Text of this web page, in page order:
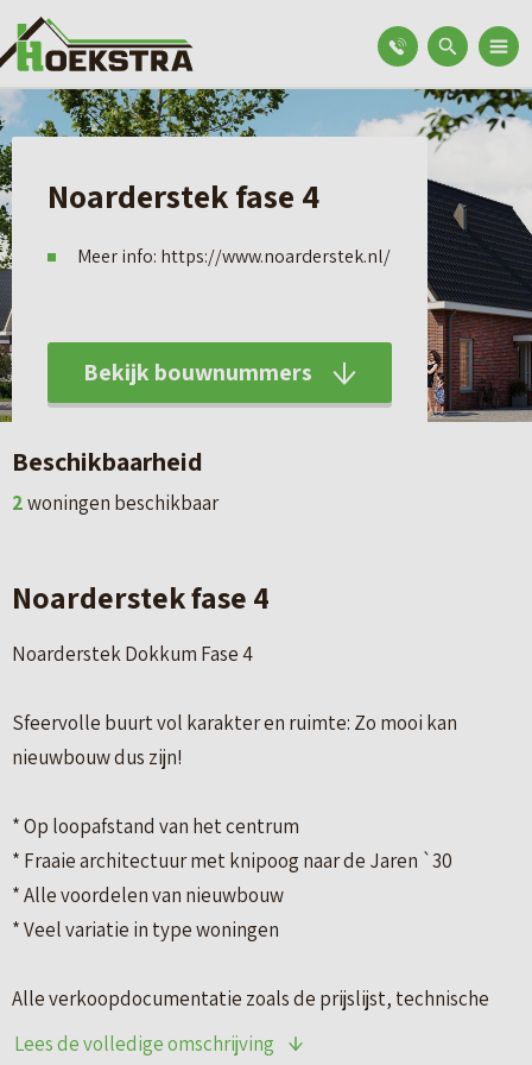
Noarderstek fase 4
Meer info: https://www.noarderstek.nl/
Bekijk bouwnummers
Beschikbaarheid
2woningen beschikbaar
Noarderstek fase 4
Noarderstek Dokkum Fase 4
Sfeervolle buurt vol karakter en ruimte: Zo mooi kan
nieuwbouw dus zijn!
* Op loopafstand van het centrum
* Fraaie architectuur met knipoog naar de Jaren `30
* Alle voordelen van nieuwbouw
* Veel variatie in type woningen
Alle verkoopdocumentatie zoals de prijslijst, technische
omschrijving en koperskeuzelijst worden op de website
Lees de volledige omschrijving